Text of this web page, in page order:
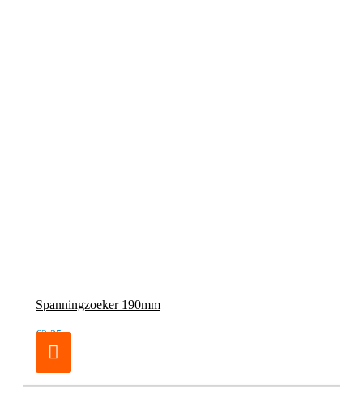
Spanningzoeker 190mm
€2,25